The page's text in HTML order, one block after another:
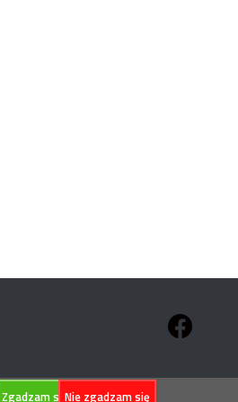
w sprawie
Zgadzam sięNie zgadzam się